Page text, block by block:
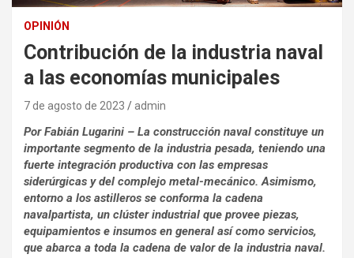
OPINIÓN
Contribución de la industria naval
a las economías municipales
7 de agosto de 2023 admin
Por Fabián Lugarini – La construcción naval constituye un
importante segmento de la industria pesada, teniendo una
fuerte integración productiva con las empresas
siderúrgicas y del complejo metal-mecánico. Asimismo,
entorno a los astilleros se conforma la cadena
navalpartista, un clúster industrial que provee piezas,
equipamientos e insumos en general así como servicios,
que abarca a toda la cadena de valor de la industria naval.